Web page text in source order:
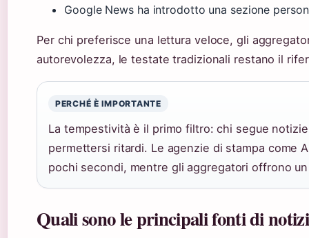
Google News ha introdotto una sezione
Per chi preferisce una lettura veloce, gli
autorevolezza, le testate tradizionali restano il
PERCHÉ È IMPORTANTE
La tempestività è il primo filtro: chi segue
permettersi ritardi. Le agenzie di stampa come
pochi secondi, mentre gli aggregatori offrono
Quali sono le principali fonti di